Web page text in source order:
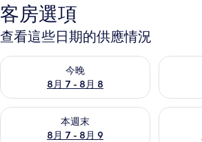
客房選項
查看這些日期的供應情況
今晚
8月 7 - 8月 8
查看今晚 (8月 7 - 8月 8) 的供應情況查看明
本週末
8月 7 - 8月 9
查看本週末 (8月 7 - 8月 9) 的供應情況查看下